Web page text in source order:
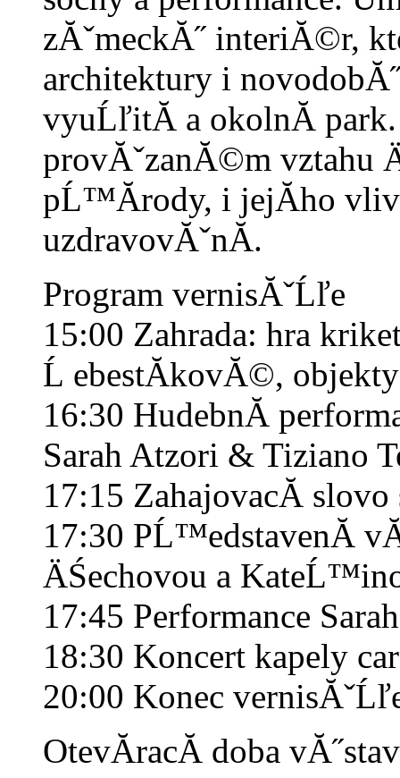
zĂˇmeckĂ˝ interiĂ©r,
architektury i
vyuĹľitĂ­ a okolnĂ­
provĂˇzanĂ©m vztahu
pĹ™Ă­rody, i jejĂ­ho
uzdravovĂˇnĂ­.
Program vernisĂˇĹľe
15:00 Zahrada: hra
Ĺ ebestĂ­kovĂ©,
16:30 HudebnĂ­
Sarah Atzori & Tiziano
17:15 ZahajovacĂ­
17:30 PĹ™edstavenĂ­
ÄŚechovou a
17:45 Performance
18:30 Koncert kapely
20:00 Konec
OtevĂ­racĂ­ doba